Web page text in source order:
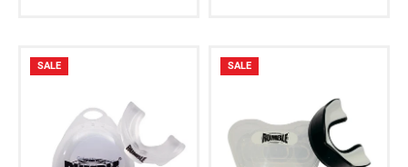
SALE SALE